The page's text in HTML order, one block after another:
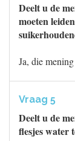
Deelt u de
moeten
Ja, die
Vraag 5
Deelt u de
flesjes water